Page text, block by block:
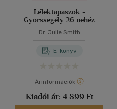
Lélektapaszok -
Gyorssegély 26 nehéz
Dr. Julie Smith
E-könyv
Árinformációk
Kiadói ár: 4 899 Ft